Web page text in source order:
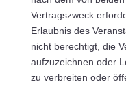
Vertragszweck
Erlaubnis des
nicht berechtigt, die
aufzuzeichnen oder
zu verbreiten oder